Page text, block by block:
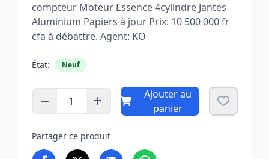
compteur Moteur Essence 4cylindre Jantes
Aluminium Papiers à jour Prix: 10 500 000 fr
cfa à débattre. Agent: KO
État: Neuf
1
Ajouter au
panier
Partager ce produit